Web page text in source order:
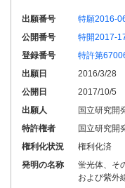
出願番号
特願2016-
公開番号
特開2017-
登録番号
特許第
出願日
2016/3/28
公開日
2017/10/5
出願人
国立研究開
特許権者
国立研究開
権利化状況
権利化済
発明の名称
蛍光体、そ
および紫外